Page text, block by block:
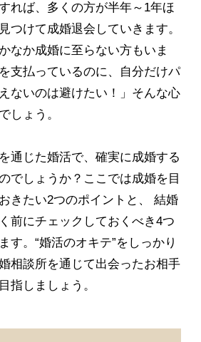
れば、多くの方が半年～1年ほ
つけて成婚退会していきます。
なか成婚に至らない方もいま
支払っているのに、自分だけパ
ないのは避けたい！」そんな心
しょう。
通じた婚活で、確実に成婚する
でしょうか？ここでは成婚を目
きたい2つのポイントと、 結婚
前にチェックしておくべき4つ
す。“婚活のオキテ”をしっかり
相談所を通じて出会ったお相手
指しましょう。